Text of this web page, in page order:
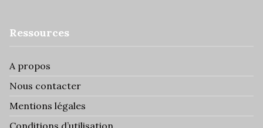
Ressources
A propos
Nous contacter
Mentions légales
Conditions d’utilisation